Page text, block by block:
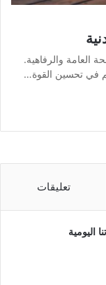
العامة والرفاهية.
في تحسين القوة…
تعليقات
اليومية